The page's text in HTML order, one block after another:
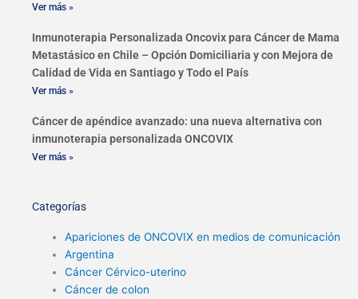
Ver más »
Inmunoterapia Personalizada Oncovix para Cáncer de Mama
Metastásico en Chile – Opción Domiciliaria y con Mejora de
Calidad de Vida en Santiago y Todo el País
Ver más »
Cáncer de apéndice avanzado: una nueva alternativa con
inmunoterapia personalizada ONCOVIX
Ver más »
Categorías
Apariciones de ONCOVIX en medios de comunicación
Argentina
Cáncer Cérvico-uterino
Cáncer de colon